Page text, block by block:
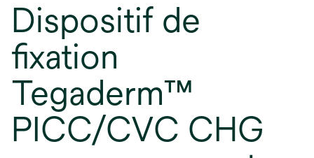
Dispositif de
fixation
Tegaderm™
PICC/CVC CHG